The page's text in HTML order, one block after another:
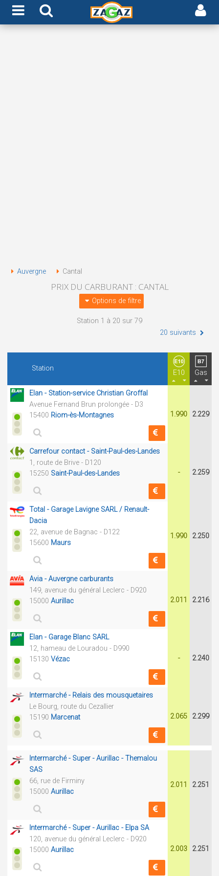
Auvergne Cantal
PRIX DU CARBURANT : CANTAL
Options de filtre
Station 1 à 20 sur 79
20 suivants
Station
E10 Gas
Elan - Station-service Christian Groffal
Avenue Fernand Brun prolongée - D3
15400 Riom-ès-Montagnes 1.990 2.229
Carrefour contact - Saint-Paul-des-Landes
1, route de Brive - D120
15250 Saint-Paul-des-Landes - 2.259
Total - Garage Lavigne SARL / Renault-
Dacia
22, avenue de Bagnac - D122
15600 Maurs
1.990 2.250
Avia - Auvergne carburants
149, avenue du général Leclerc - D920
15000 Aurillac 2.011 2.216
Elan - Garage Blanc SARL
12, hameau de Louradou - D990
15130 Vézac - 2.240
Intermarché - Relais des mousquetaires
Le Bourg, route du Cezallier
15190 Marcenat 2.065 2.299
Intermarché - Super - Aurillac - Themalou
SAS
66, rue de Firminy
15000 Aurillac
2.011 2.251
Intermarché - Super - Aurillac - Elpa SA
120, avenue du général Leclerc - D920
15000 Aurillac 2.003 2.251